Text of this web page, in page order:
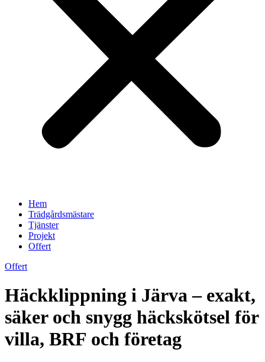
Hem
Trädgårdsmästare
Tjänster
Projekt
Offert
Offert
Häckklippning i Järva – exakt,
säker och snygg häckskötsel för
villa, BRF och företag